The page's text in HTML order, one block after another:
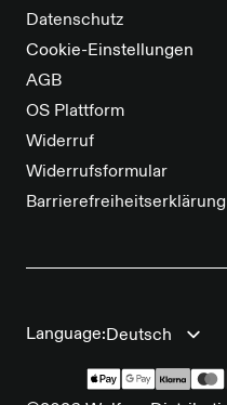
Datenschutz
Cookie-Einstellungen
AGB
OS Plattform
Widerruf
Widerrufsformular
Barrierefreiheitserklärung
Language: